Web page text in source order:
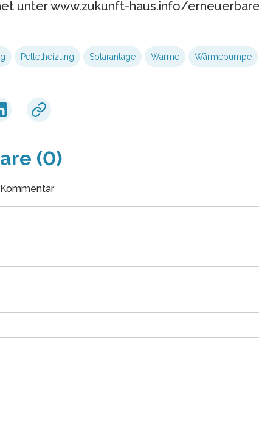
unter www.zukunft-haus.info/
Pelletheizung Solaranlage Wärme Wärmepumpe
(0)